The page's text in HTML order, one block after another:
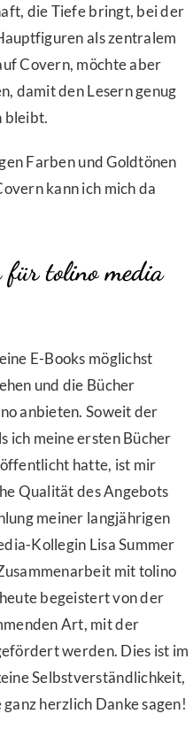
die Tiefe bringt, bei der
als zentralem
Covern, möchte aber
damit den Lesern genug
bleibt.
Farben und Goldtönen
kann ich mich da
tolino media
E-Books möglichst
und die Bücher
anbieten. Soweit der
ich meine ersten Bücher
hatte, ist mir
Qualität des Angebots
meiner langjährigen
Kollegin Lisa Summer
mit tolino
begeistert von der
Art, mit der
werden. Dies ist im
Selbstverständlichkeit,
herzlich Danke sagen!